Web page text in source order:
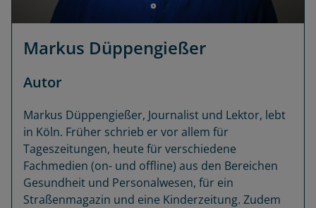
Markus Düppengießer
Autor
Markus Düppengießer, Journalist und Lektor, lebt
in Köln. Früher schrieb er vor allem für
Tageszeitungen, heute für verschiedene
Fachmedien (on- und offline) aus den Bereichen
Gesundheit und Personalwesen, für ein
Straßenmagazin und eine Kinderzeitung. Zudem